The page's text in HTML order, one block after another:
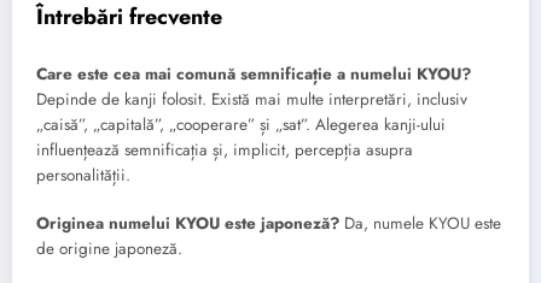
Întrebări frecvente
Care este cea mai comună semnificație a numelui KYOU?
Depinde de kanji folosit. Există mai multe interpretări, inclusiv
„caisă”, „capitală”, „cooperare” și „sat”. Alegerea kanji-ului
influențează semnificația și, implicit, percepția asupra
personalității.
Originea numelui KYOU este japoneză? Da, numele KYOU este
de origine japoneză.